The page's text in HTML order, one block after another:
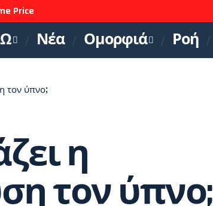
Price
Νέα Ομορφιά Ροή
τον ύπνο;
η
τον ύπνο;